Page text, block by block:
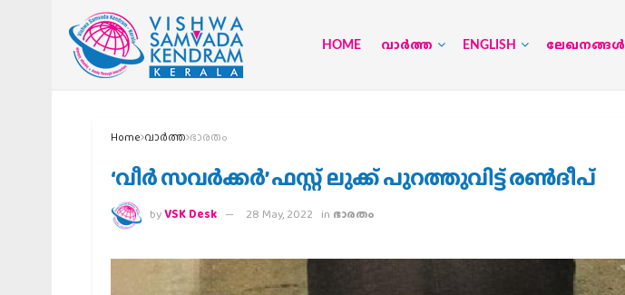
HOME വാര്‍ത്ത ENGLISH ലേഖനങ്ങള്‍
Home വാര്‍ത്ത ഭാരതം
‘വീര്‍ സവര്‍ക്കര്‍’ ഫസ്റ്റ് ലുക്ക് പുറത്തുവിട്ട് രണ്‍ദീപ്
byVSK Desk 28 May, 2022 in ഭാരതം